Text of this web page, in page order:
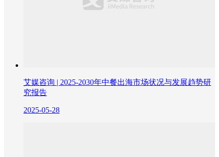
艾媒咨询 | 2025-2030年中餐出海市场状况与发展趋势研
究报告
2025-05-28